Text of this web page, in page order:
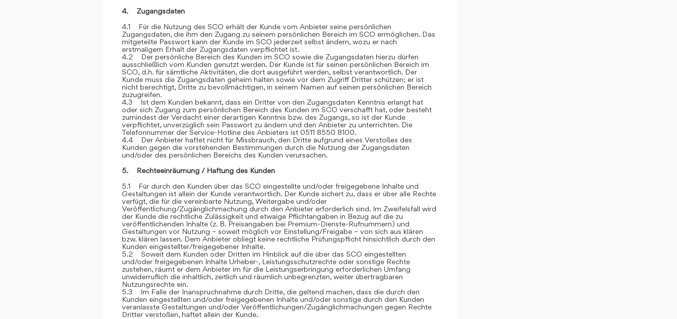
4. Zugangsdaten
4.1 Für die Nutzung des SCO erhält der Kunde vom Anbieter seine persönlichen
Zugangsdaten, die ihm den Zugang zu seinem persönlichen Bereich im SCO ermöglichen. Das
mitgeteilte Passwort kann der Kunde im SCO jederzeit selbst ändern, wozu er nach
erstmaligem Erhalt der Zugangsdaten verpflichtet ist.
4.2 Der persönliche Bereich des Kunden im SCO sowie die Zugangsdaten hierzu dürfen
ausschließlich vom Kunden genutzt werden. Der Kunde ist für seinen persönlichen Bereich im
SCO, d.h. für sämtliche Aktivitäten, die dort ausgeführt werden, selbst verantwortlich. Der
Kunde muss die Zugangsdaten geheim halten sowie vor dem Zugriff Dritter schützen; er ist
nicht berechtigt, Dritte zu bevollmächtigen, in seinem Namen auf seinen persönlichen Bereich
zuzugreifen.
4.3 Ist dem Kunden bekannt, dass ein Dritter von den Zugangsdaten Kenntnis erlangt hat
oder sich Zugang zum persönlichen Bereich des Kunden im SCO verschafft hat, oder besteht
zumindest der Verdacht einer derartigen Kenntnis bzw. des Zugangs, so ist der Kunde
verpflichtet, unverzüglich sein Passwort zu ändern und den Anbieter zu unterrichten. Die
Telefonnummer der Service-Hotline des Anbieters ist 0511 8550 8100.
4.4 Der Anbieter haftet nicht für Missbrauch, den Dritte aufgrund eines Verstoßes des
Kunden gegen die vorstehenden Bestimmungen durch die Nutzung der Zugangsdaten
und/oder des persönlichen Bereichs des Kunden verursachen.
5. Rechteeinräumung / Haftung des Kunden
5.1 Für durch den Kunden über das SCO eingestellte und/oder freigegebene Inhalte und
Gestaltungen ist allein der Kunde verantwortlich. Der Kunde sichert zu, dass er über alle Rechte
verfügt, die für die vereinbarte Nutzung, Weitergabe und/oder
Veröffentlichung/Zugänglichmachung durch den Anbieter erforderlich sind. Im Zweifelsfall wird
der Kunde die rechtliche Zulässigkeit und etwaige Pflichtangaben in Bezug auf die zu
veröffentlichenden Inhalte (z. B. Preisangaben bei Premium-Dienste-Rufnummern) und
Gestaltungen vor Nutzung – soweit möglich vor Einstellung/Freigabe – von sich aus klären
bzw. klären lassen. Dem Anbieter obliegt keine rechtliche Prüfungspflicht hinsichtlich durch den
Kunden eingestellter/freigegebener Inhalte.
5.2 Soweit dem Kunden oder Dritten im Hinblick auf die über das SCO eingestellten
und/oder freigegebenen Inhalte Urheber-, Leistungsschutzrechte oder sonstige Rechte
zustehen, räumt er dem Anbieter im für die Leistungserbringung erforderlichen Umfang
unwiderruflich die inhaltlich, zeitlich und räumlich unbegrenzten, weiter übertragbaren
Nutzungsrechte ein.
5.3 Im Falle der Inanspruchnahme durch Dritte, die geltend machen, dass die durch den
Kunden eingestellten und/oder freigegebenen Inhalte und/oder sonstige durch den Kunden
veranlasste Gestaltungen und/oder Veröffentlichungen/Zugänglichmachungen gegen Rechte
Dritter verstoßen, haftet allein der Kunde.